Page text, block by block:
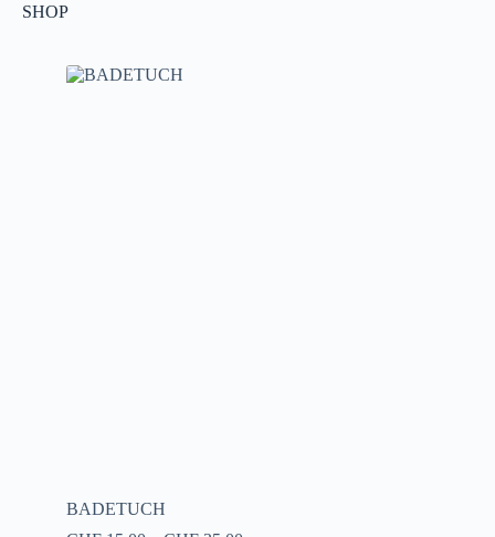
SHOP
BADETUCH